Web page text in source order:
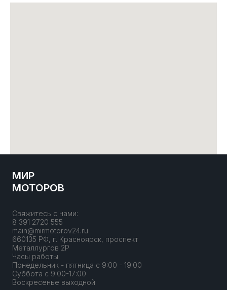
МИР
МОТОРОВ
Свяжитесь с нами:
8 391 2720 555
main@mirmotorov24.ru
660135 РФ, г. Красноярск, проспект
Металлургов 2Р
Часы работы:
Понедельник - пятница с 9:00 - 19:00
Суббота с 9:00-17:00
Воскресенье выходной